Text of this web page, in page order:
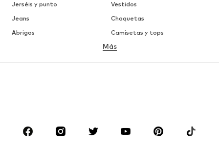
Jerséis y punto
Vestidos
Jeans
Chaquetas
Abrigos
Camisetas y tops
Ropa interior
Faldas
Blusas y camisas
Zapatos
Deporte
Más